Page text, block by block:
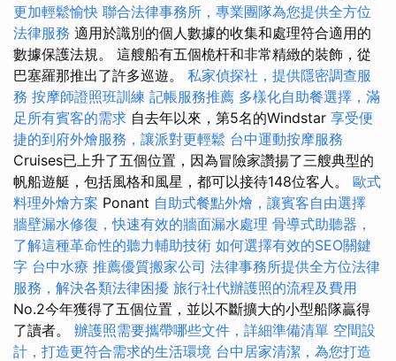
更加輕鬆愉快 聯合法律事務所，專業團隊為您提供全方位
法律服務 適用於識別的個人數據的收集和處理符合適用的
數據保護法規。 這艘船有五個桅杆和非常精緻的裝飾，從
巴塞羅那推出了許多巡遊。 私家偵探社，提供隱密調查服
務 按摩師證照班訓練 記帳服務推薦 多樣化自助餐選擇，滿
足所有賓客的需求 自去年以來，第5名的Windstar 享受便
捷的到府外燴服務，讓派對更輕鬆 台中運動按摩服務
Cruises已上升了五個位置，因為冒險家讚揚了三艘典型的
帆船遊艇，包括風格和風星，都可以接待148位客人。 歐式
料理外燴方案 Ponant 自助式餐點外燴，讓賓客自由選擇
牆壁漏水修復，快速有效的牆面漏水處理 骨導式助聽器，
了解這種革命性的聽力輔助技術 如何選擇有效的SEO關鍵
字 台中水療 推薦優質搬家公司 法律事務所提供全方位法律
服務，解決各類法律困擾 旅行社代辦護照的流程及費用
No.2今年獲得了五個位置，並以不斷擴大的小型船隊贏得
了讀者。 辦護照需要攜帶哪些文件，詳細準備清單 空間設
計，打造更符合需求的生活環境 台中居家清潔，為您打造